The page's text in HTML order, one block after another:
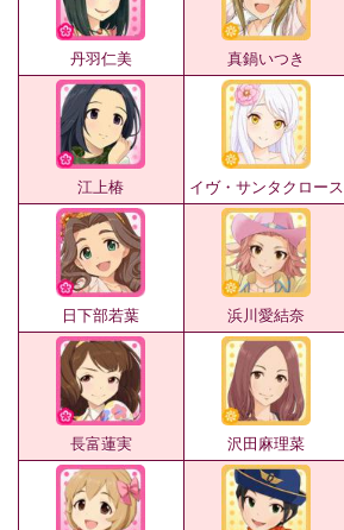
丹羽仁美 真鍋いつき
江上椿 イヴ・サンタクロース
日下部若葉 浜川愛結奈
長富蓮実 沢田麻理菜